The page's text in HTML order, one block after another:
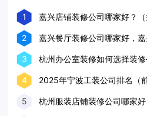
1 嘉兴店铺装修公司哪家好？（
2 嘉兴餐厅装修公司哪家好，
3 杭州办公室装修如何选择装修
4 2025年宁波工装公司排名（
5 杭州服装店铺装修公司哪家好